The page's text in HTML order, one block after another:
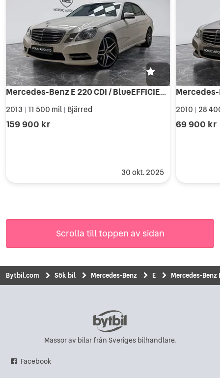
Mercedes-Benz E 220 CDI / BlueEFFICIENCY plus / AMG / Nyserv
2013 11 500 mil Bjärred
159 900 kr
30 okt. 2025
2010 28
69 900 kr
Scrolla till toppen av sidan
Bytbil.com Sök bil Mercedes-Benz E Mercedes-Benz
Massor av bilar från Sveriges bilhandlare.
Facebook